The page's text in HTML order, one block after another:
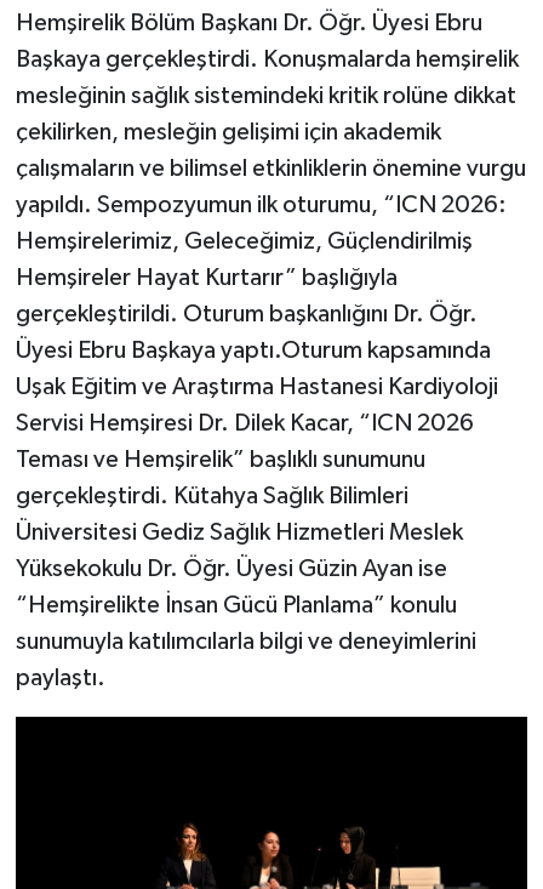
Hemşirelik Bölüm Başkanı Dr. Öğr. Üyesi Ebru
Başkaya gerçekleştirdi. Konuşmalarda hemşirelik
mesleğinin sağlık sistemindeki kritik rolüne dikkat
çekilirken, mesleğin gelişimi için akademik
çalışmaların ve bilimsel etkinliklerin önemine vurgu
yapıldı. Sempozyumun ilk oturumu, “ICN 2026:
Hemşirelerimiz, Geleceğimiz, Güçlendirilmiş
Hemşireler Hayat Kurtarır” başlığıyla
gerçekleştirildi. Oturum başkanlığını Dr. Öğr.
Üyesi Ebru Başkaya yaptı.Oturum kapsamında
Uşak Eğitim ve Araştırma Hastanesi Kardiyoloji
Servisi Hemşiresi Dr. Dilek Kacar, “ICN 2026
Teması ve Hemşirelik” başlıklı sunumunu
gerçekleştirdi. Kütahya Sağlık Bilimleri
Üniversitesi Gediz Sağlık Hizmetleri Meslek
Yüksekokulu Dr. Öğr. Üyesi Güzin Ayan ise
“Hemşirelikte İnsan Gücü Planlama” konulu
sunumuyla katılımcılarla bilgi ve deneyimlerini
paylaştı.